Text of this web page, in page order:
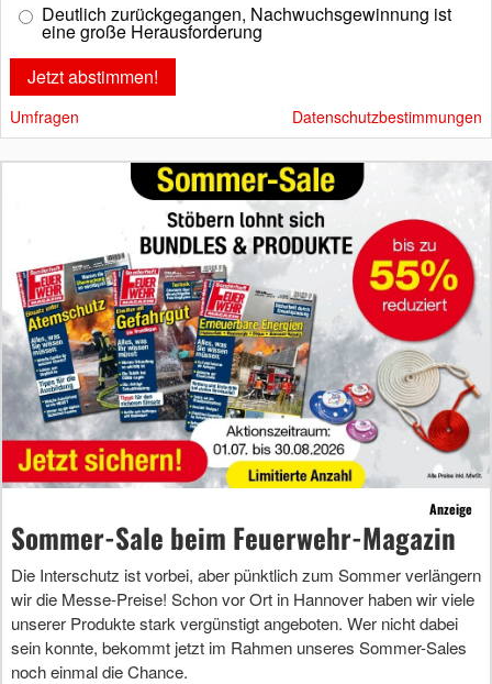
Deutlich zurückgegangen, Nachwuchsgewinnung ist
eine große Herausforderung
Umfragen Datenschutzbestimmungen
Anzeige
Sommer-Sale beim Feuerwehr-Magazin
Die Interschutz ist vorbei, aber pünktlich zum Sommer verlängern
wir die Messe-Preise! Schon vor Ort in Hannover haben wir viele
unserer Produkte stark vergünstigt angeboten. Wer nicht dabei
sein konnte, bekommt jetzt im Rahmen unseres Sommer-Sales
noch einmal die Chance.